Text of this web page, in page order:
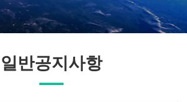
일반공지사항